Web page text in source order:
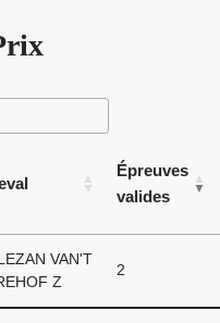
Épreuves
valides
VAN'T
Z
2